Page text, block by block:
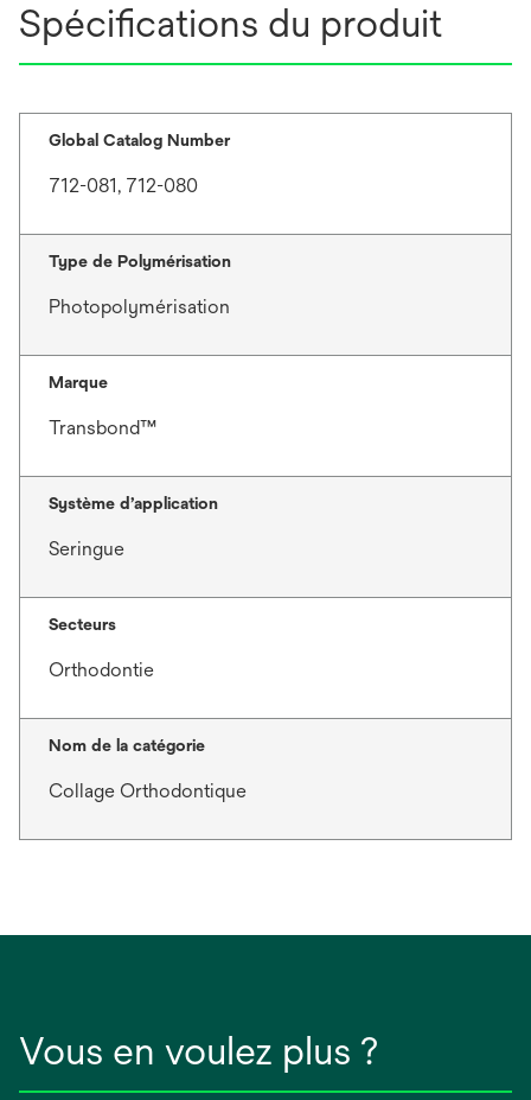
Spécifications du produit
Global Catalog Number
712-081, 712-080
Type de Polymérisation
Photopolymérisation
Marque
Transbond™
Système d’application
Seringue
Secteurs
Orthodontie
Nom de la catégorie
Collage Orthodontique
Vous en voulez plus ?